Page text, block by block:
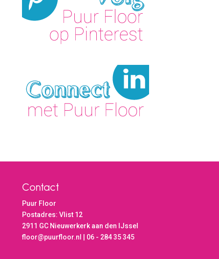
Contact
Puur Floor
Postadres: Vlist 12
2911 GC Nieuwerkerk aan den IJssel
floor@puurfloor.nl | 06 - 284 35 345